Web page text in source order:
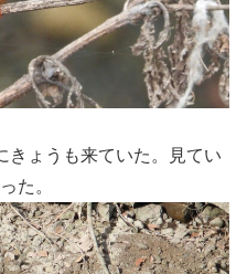
きょうも来ていた。見てい
た。